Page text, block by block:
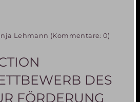
Lehmann (Kommentare: 0)
DES
FÖRDERUNG